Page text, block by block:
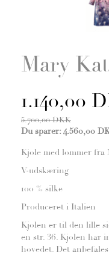
Mary
1.140,00
5.700,00 DKK
Du sparer: 4.560,00
Kjole med lommer fra
V-udskæring
100 % silke
Produceret i Italien
Kjolen er til den lille
en str. 36. Kjolen har
hovedet. Det